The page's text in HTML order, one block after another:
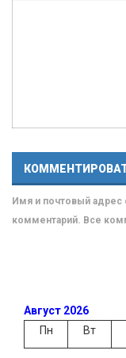
Имя и почтовый адрес
комментарий. Все
Август 2026
Пн
Вт